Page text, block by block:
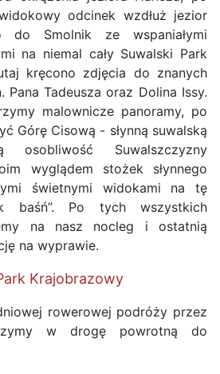
odcinek wzdłuż jezior
do Smolnik ze wspaniałymi
na niemal cały Suwalski Park
kręcono zdjęcia do znanych
Pana Tadeusza oraz Dolina Issy.
malownicze panoramy, po
Górę Cisową - słynną suwalską
osobliwość Suwalszczyzny
wyglądem stożek słynnego
świetnymi widokami na tę
baśń”. Po tych wszystkich
na nasz nocleg i ostatnią
na wyprawie.
Krajobrazowy
rowerowej podróży przez
w drogę powrotną do